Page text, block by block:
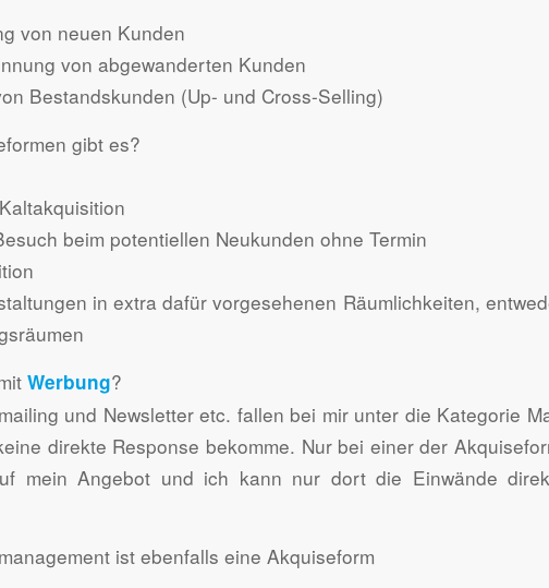
von neuen Kunden
von abgewanderten Kunden
Bestandskunden (Up- und Cross-Selling)
gibt es?
beim potentiellen Neukunden ohne Termin
in extra dafür vorgesehenen Räumlichkeiten,
Werbung?
und Newsletter etc. fallen bei mir unter die Kategorie
direkte Response bekomme. Nur bei einer der
mein Angebot und ich kann nur dort die Einwände
ist ebenfalls eine Akquiseform